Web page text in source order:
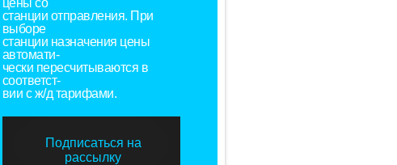
станции отправления. При
выборе
станции назначения цены
автомати-
чески пересчитываются в
соответст-
вии с ж/д тарифами.
Подписаться на
рассылку